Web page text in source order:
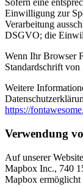
Sofern eine
Einwilligung zur
Verarbeitung
DSGVO; die
Wenn Ihr Browser
Standardschrift
Weitere
https://
Verwendung
Auf unserer
Mapbox Inc., 740
Mapbox